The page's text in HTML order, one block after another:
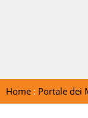
Home: Portale dei